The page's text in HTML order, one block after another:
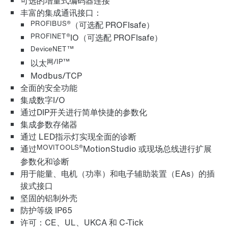
丰富的集成通讯接口：
PROFIBUS® （可选配 PROFIsafe）
PROFINET®IO（可选配 PROFIsafe）
DeviceNET™
以太网/IP™
Modbus/TCP
全面的安全功能
集成数字I/O
通过DIP开关进行简单快捷的参数化
集成参数存储器
通过 LED指示灯实现全面的诊断
通过MOVITOOLS®MotionStudio 或现场总线进行扩展
参数化和诊断
用于能量、电机（功率）和电子辅助装置（EAs）的插
拔式接口
坚固的铝制外壳
防护等级 IP65
许可：CE、UL、UKCA 和 C-Tick